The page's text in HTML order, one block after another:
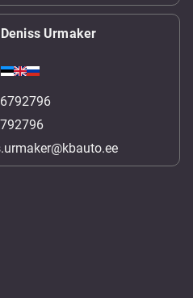
Deniss Urmaker